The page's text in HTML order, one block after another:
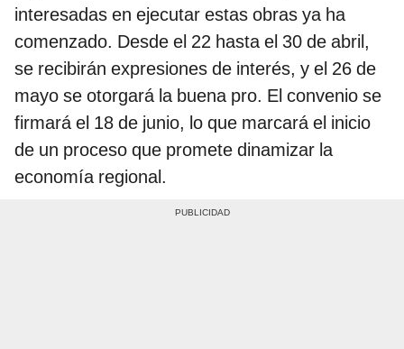
interesadas en ejecutar estas obras ya ha
comenzado. Desde el 22 hasta el 30 de abril,
se recibirán expresiones de interés, y el 26 de
mayo se otorgará la buena pro. El convenio se
firmará el 18 de junio, lo que marcará el inicio
de un proceso que promete dinamizar la
economía regional.